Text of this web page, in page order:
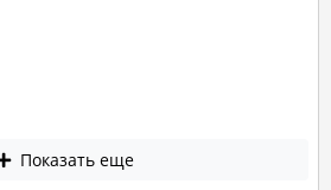
Показать еще